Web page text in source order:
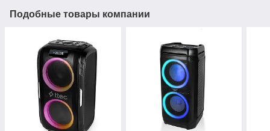
Подобные товары компании